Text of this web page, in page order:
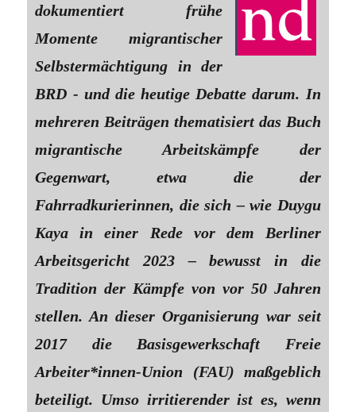
dokumentiert frühe
Momente migrantischer
Selbstermächtigung in der
BRD - und die heutige Debatte darum. In
mehreren Beiträgen thematisiert das Buch
migrantische Arbeitskämpfe der
Gegenwart, etwa die der
Fahrradkurierinnen, die sich – wie Duygu
Kaya in einer Rede vor dem Berliner
Arbeitsgericht 2023 – bewusst in die
Tradition der Kämpfe von vor 50 Jahren
stellen. An dieser Organisierung war seit
2017 die Basisgewerkschaft Freie
Arbeiter*innen-Union (FAU) maßgeblich
beteiligt. Umso irritierender ist es, wenn